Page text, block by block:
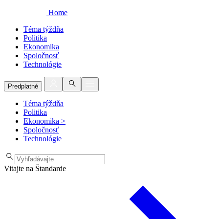
Home
Téma týždňa
Politika
Ekonomika
Spoločnosť
Technológie
Predplatné
Téma týždňa
Politika
Ekonomika >
Spoločnosť
Technológie
Vitajte na Štandarde